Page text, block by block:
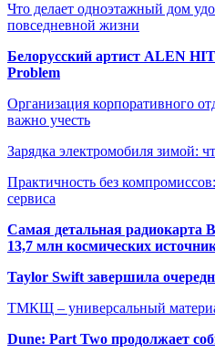
Что делает одноэтажный дом
повседневной жизни
Белорусский артист ALEN
Problem
Организация корпоративного
важно учесть
Зарядка электромобиля зимой:
Практичность без
сервиса
Самая детальная радиокарта
13,7 млн космических
Taylor Swift завершила
ТМКЩ – универсальный
Dune: Part Two продолжает